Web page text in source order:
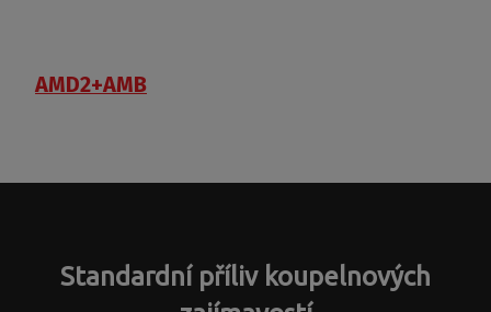
AMD2+AMB
Standardní příliv koupelnových